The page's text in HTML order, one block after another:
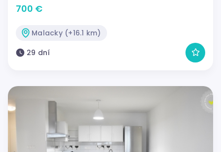
700 €
Malacky (+16.1 km)
29 dní